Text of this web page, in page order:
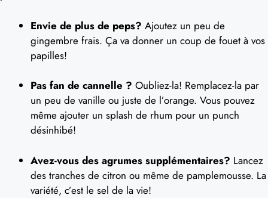
Envie de plus de peps? Ajoutez un peu de
gingembre frais. Ça va donner un coup de fouet à vos
papilles!
Pas fan de cannelle ? Oubliez-la! Remplacez-la par
un peu de vanille ou juste de l’orange. Vous pouvez
même ajouter un splash de rhum pour un punch
désinhibé!
Avez-vous des agrumes supplémentaires? Lancez
des tranches de citron ou même de pamplemousse. La
variété, c’est le sel de la vie!